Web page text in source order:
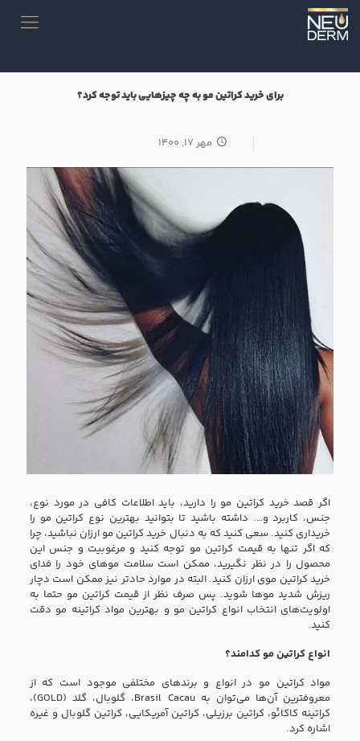
برای خرید کراتین مو به چه چیز‌هایی باید توجه کرد؟
مهر ۱۷, ۱۴۰۰
اگر قصد خرید کراتین مو را دارید، باید اطلاعات کافی در مورد نوع،
جنس، کاربرد و…. داشته باشید تا بتوانید بهترین نوع کراتین مو را
خریداری کنید. سعی کنید که به دنبال خرید کراتین مو ارزان نباشید، چرا
که اگر تنها به قیمت کراتین مو توجه کنید و مرغوبیت و جنس این
محصول را در نظر نگیرید، ممکن است سلامت مو‌های خود را فدای
خرید کراتین موی ارزان کنید. البته در موارد حادتر نیز ممکن است دچار
ریزش شدید مو‌ها شوید. پس صرف نظر از قیمت کراتین مو حتما به
اولویت‌های انتخاب انواع کراتین مو و بهترین مواد کراتینه مو دقت
کنید.
انواع کراتین مو کدامند؟
مواد کراتین مو در انواع و برند‌های مختلفی موجود است که از
معروفترین آن‌ها می‌توان به Brasil Cacau، گلوبال، گلد (GOLD)،
کراتینه کاکائو، کراتین برزیلی، کراتین آمریکایی، کراتین گلوبال و غیره
اشاره کرد.